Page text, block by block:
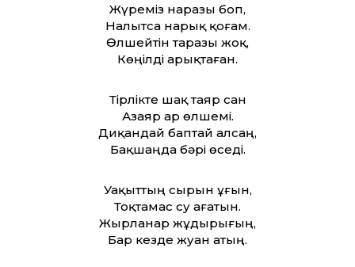
Жүреміз наразы боп,
Налытса нарық қоғам.
Өлшейтін таразы жоқ,
Көңілді арықтаған.
Тірлікте шақ таяр сан
Азаяр ар өлшемі.
Диқандай баптай алсаң,
Бақшаңда бәрі өседі.
Уақыттың сырын ұғын,
Тоқтамас су ағатын.
Жырланар жұдырығың,
Бар кезде жуан атың.